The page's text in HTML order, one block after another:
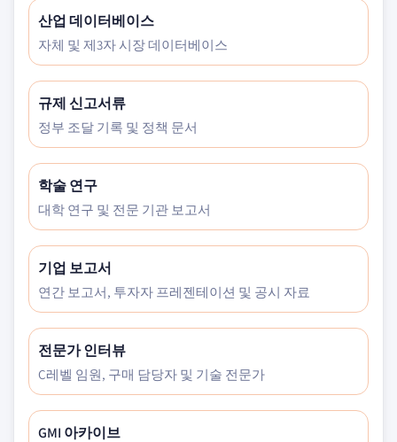
산업 데이터베이스
자체 및 제3자 시장 데이터베이스
규제 신고서류
정부 조달 기록 및 정책 문서
학술 연구
대학 연구 및 전문 기관 보고서
기업 보고서
연간 보고서, 투자자 프레젠테이션 및 공시 자료
전문가 인터뷰
C레벨 임원, 구매 담당자 및 기술 전문가
GMI 아카이브